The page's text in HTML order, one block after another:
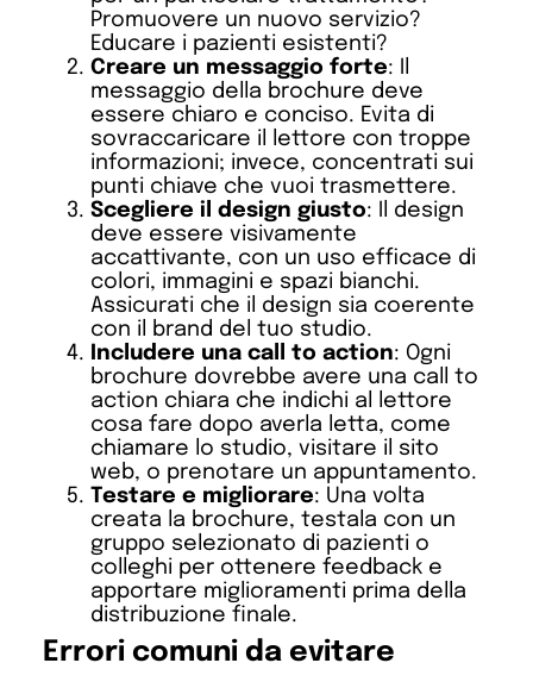
Promuovere un nuovo servizio?
Educare i pazienti esistenti?
Creare un messaggio forte: Il
messaggio della brochure deve
essere chiaro e conciso. Evita di
sovraccaricare il lettore con troppe
informazioni; invece, concentrati sui
punti chiave che vuoi trasmettere.
Scegliere il design giusto: Il design
deve essere visivamente
accattivante, con un uso efficace di
colori, immagini e spazi bianchi.
Assicurati che il design sia coerente
con il brand del tuo studio.
Includere una call to action: Ogni
brochure dovrebbe avere una call to
action chiara che indichi al lettore
cosa fare dopo averla letta, come
chiamare lo studio, visitare il sito
web, o prenotare un appuntamento.
Testare e migliorare: Una volta
creata la brochure, testala con un
gruppo selezionato di pazienti o
colleghi per ottenere feedback e
apportare miglioramenti prima della
distribuzione finale.
Errori comuni da evitare